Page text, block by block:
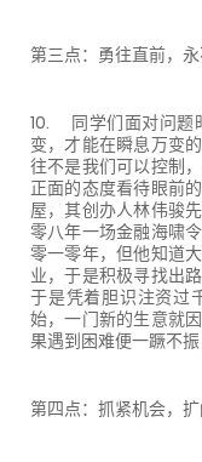
第三点：勇往直前，
10. 同学们面对问题
变，才能在瞬息万变
往不是我们可以控制
正面的态度看待眼前
屋，其创办人林伟骏
零八年一场金融海啸
零一零年，但他知道
业，于是积极寻找出
于是凭着胆识注资过
始，一门新的生意就
果遇到困难便一蹶不
第四点：抓紧机会，